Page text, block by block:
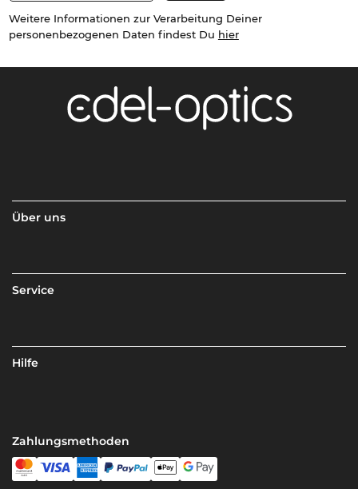
Weitere Informationen zur Verarbeitung Deiner
personenbezogenen Daten findest Du hier
Über uns
Service
Hilfe
Zahlungsmethoden